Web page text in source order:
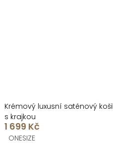
Krémový luxusní saténový
s krajkou
1 699 Kč
ONESIZE